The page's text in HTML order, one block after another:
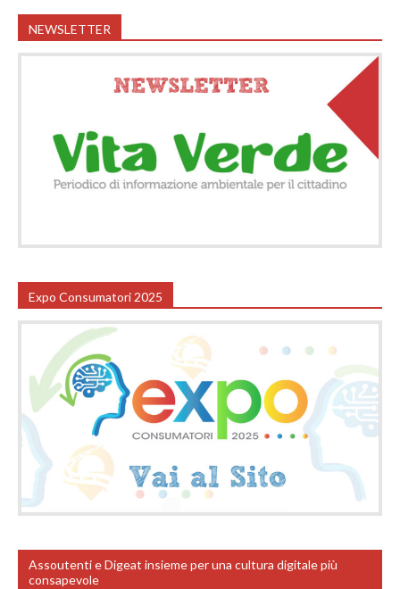
NEWSLETTER
Expo Consumatori 2025
Assoutenti e Digeat insieme per una cultura digitale più
consapevole